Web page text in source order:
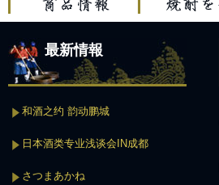
最新情報
和酒之约 韵动鹏城
日本酒类专业浅谈会IN成都
さつまあかね